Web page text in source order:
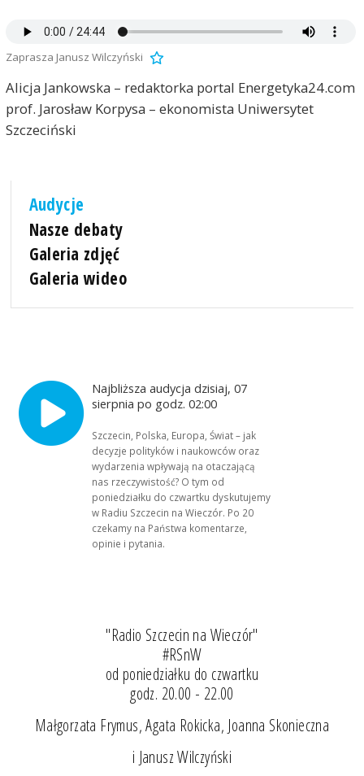
Zaprasza Janusz Wilczyński
Alicja Jankowska – redaktorka portal Energetyka24.com
prof. Jarosław Korpysa – ekonomista Uniwersytet
Szczeciński
Audycje
Nasze debaty
Galeria zdjęć
Galeria wideo
Najbliższa audycja dzisiaj, 07
sierpnia po godz. 02:00
Szczecin, Polska, Europa, Świat – jak
decyzje polityków i naukowców oraz
wydarzenia wpływają na otaczającą
nas rzeczywistość? O tym od
poniedziałku do czwartku dyskutujemy
w Radiu Szczecin na Wieczór. Po 20
czekamy na Państwa komentarze,
opinie i pytania.
"Radio Szczecin na Wieczór"
#RSnW
od poniedziałku do czwartku
godz. 20.00 - 22.00
Małgorzata Frymus, Agata Rokicka, Joanna Skonieczna
i Janusz Wilczyński